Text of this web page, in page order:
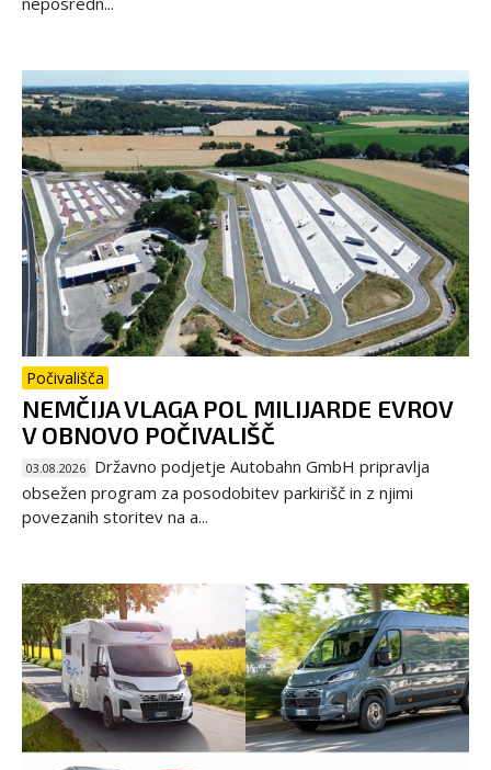
Počivališča
NEMČIJA VLAGA POL MILIJARDE EVROV
V OBNOVO POČIVALIŠČ
03.08.2026 Državno podjetje Autobahn GmbH pripravlja
obsežen program za posodobitev parkirišč in z njimi
povezanih storitev na a...